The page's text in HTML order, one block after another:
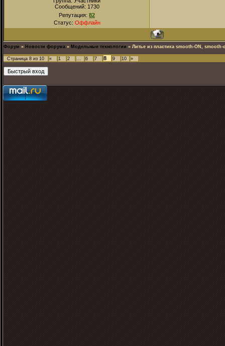
Сообщений: 1730
Репутация: 82
Статус: Оффлайн
Форум » Новости форума » Модельные технологии » Литье из пластика smooth-ON, smooth-
Страница 8 из 10 « 1 2 … 6 7 8 9 10 »